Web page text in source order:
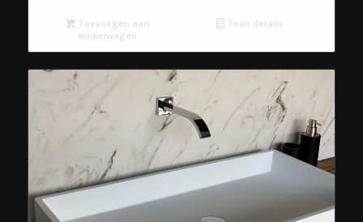
Toevoegen aan
winkelwagen
Toon details